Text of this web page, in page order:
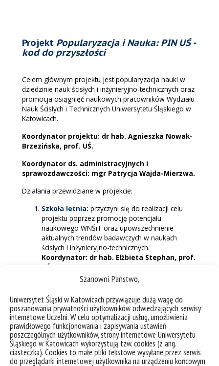
Szanowni Państwo,
Uniwersytet Śląski w Katowicach przywiązuje dużą wagę do
poszanowania prywatności użytkowników odwiedzających serwisy
internetowe Uczelni. W celu optymalizacji usług, umożliwienia
prawidłowego funkcjonowania i zapisywania ustawień
poszczególnych użytkowników, strony internetowe Uniwersytetu
Śląskiego w Katowicach wykorzystują tzw. cookies (z ang.
ciasteczka). Cookies to małe pliki tekstowe wysyłane przez serwis
do przeglądarki internetowej użytkownika na urządzeniu końcowym
Projekt Popularyzacja i Nauka: PIN UŚ -
kod do przyszłości
Celem głównym projektu jest popularyzacja nauki w
dziedzinie nauk ścisłych i inżynieryjno-technicznych oraz
promocja osiągnięć naukowych pracowników Wydziału
Nauk Ścisłych i Technicznych Uniwersytetu Śląskiego w
Katowicach.
Koordynator projektu: dr hab. Agnieszka Nowak-
Brzezińska, prof. UŚ.
Koordynator ds. administracyjnych i
sprawozdawczości: mgr Patrycja Wajda-Mierzwa.
Działania przewidziane w projekcie:
Szkoła letnia: przyczyni się do realizacji celu
projektu poprzez promocję potencjału
naukowego WNŚiT oraz upowszechnienie
aktualnych trendów badawczych w naukach
ścisłych i inżynieryjno-technicznych.
Koordynator: dr hab. Elżbieta Stephan, prof.
UŚ
Z najlepszymi przez naukę – warsztaty
: przyczynią się do
pobudzenia ciekawości poznawczej, kreatywności
i chęci pogłębiania wiedzy. Ponadto uczestnicy
warsztatów zaczną identyfikować Uniwersytet
Śląski jako miejsce, w którym studiując można
zdobywać wysokie kwalifikacje, pracować w
nowoczesnych laboratoriach, współuczestniczyć
w międzynarodowych projektach.